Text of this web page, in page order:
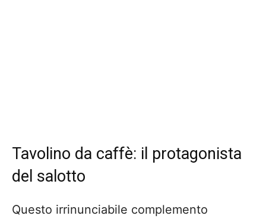
Tavolino da caffè: il protagonista
del salotto
Questo irrinunciabile complemento